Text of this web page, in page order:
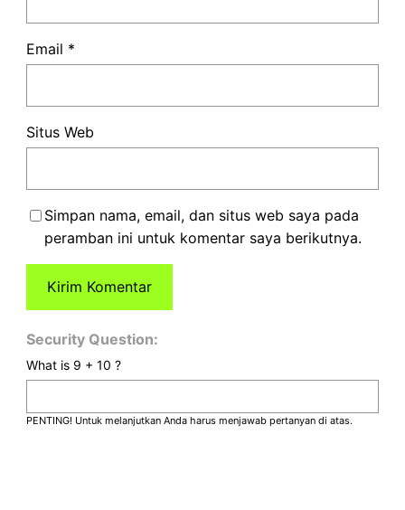
Email *
Situs Web
Simpan nama, email, dan situs web saya pada
peramban ini untuk komentar saya berikutnya.
Security Question:
What is 9 + 10 ?
PENTING! Untuk melanjutkan Anda harus menjawab pertanyan di atas.